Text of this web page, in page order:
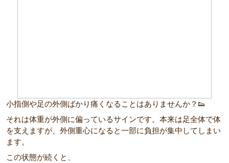
小指側や足の外側ばかり痛くなることはありませんか？👟
それは体重が外側に偏っているサインです。本来は足全体で体
を支えますが、外側重心になると一部に負担が集中してしまい
ます。
この状態が続くと、